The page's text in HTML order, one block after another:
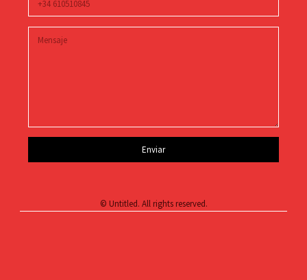
Enviar
© Untitled. All rights reserved.